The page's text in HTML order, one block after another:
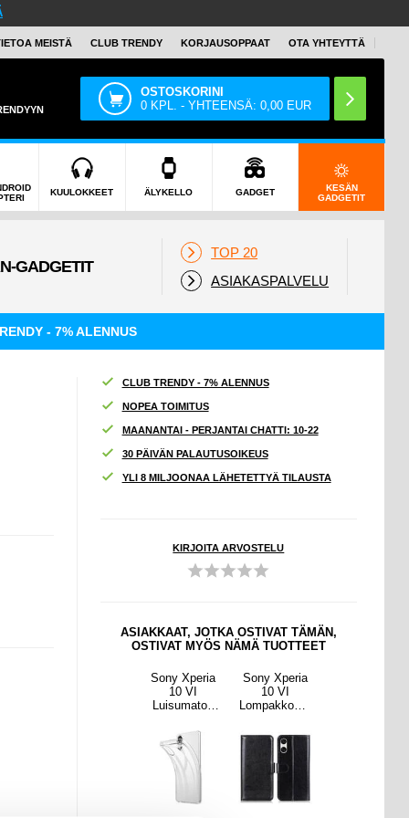
MEISTÄ CLUB TRENDY KORJAUSOPPAAT OTA YHTEYTTÄ
OSTOSKORINI
0 KPL. - YHTEENSÄ:0,00 EUR
KUULOKKEET ÄLYKELLO GADGET
KESÄN
GADGETIT
TOP 20
ASIAKASPALVELU
- 7% ALENNUS
CLUB TRENDY - 7% ALENNUS
NOPEA TOIMITUS
MAANANTAI - PERJANTAI CHATTI: 10-22
30 PÄIVÄN PALAUTUSOIKEUS
YLI 8 MILJOONAA LÄHETETTYÄ TILAUSTA
KIRJOITA ARVOSTELU
ASIAKKAAT, JOTKA OSTIVAT TÄMÄN,
OSTIVAT MYÖS NÄMÄ TUOTTEET
Sony Xperia
10 VI
Luisumaton
Suojakuori -
Läpinäkyvä
Sony Xperia
10 VI
Lompakkokot
Magneettisell
a Sulkijalla -
musta